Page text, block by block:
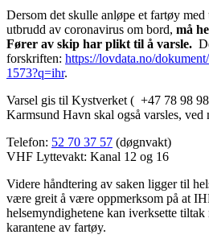
Dersom det skulle anløpe et fartøy
utbrudd av coronavirus om bord, må
Fører av skip har plikt til å varsle.
forskriften: https://lovdata.no/
1573?q=ihr.
Varsel gis til Kystverket ( +47 78 98
Karmsund Havn skal også varsles,
Telefon: 52 70 37 57 (døgnvakt)
VHF Lyttevakt: Kanal 12 og 16
Videre håndtering av saken ligger til
være greit å være oppmerksom på at
helsemyndighetene kan iverksette
karantene av fartøy.